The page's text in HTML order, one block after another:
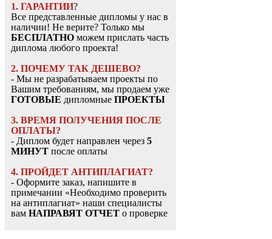
1. ГАРАНТИИ?
Все представленные дипломы у нас в
наличии! Не верите? Только мы
БЕСПЛАТНО можем прислать часть
диплома любого проекта!
2. ПОЧЕМУ ТАК ДЕШЕВО?
- Мы не разрабатываем проекты по
Вашим требованиям, мы продаем уже
ГОТОВЫЕ дипломные ПРОЕКТЫ
3. ВРЕМЯ ПОЛУЧЕНИЯ ПОСЛЕ
ОПЛАТЫ?
- Диплом будет направлен через 5
МИНУТ после оплаты
4. ПРОЙДЕТ АНТИПЛАГИАТ?
- Оформите заказ, напишите в
примечании «Необходимо проверить
на антиплагиат» наши специалисты
вам НАПРАВЯТ ОТЧЕТ о проверке